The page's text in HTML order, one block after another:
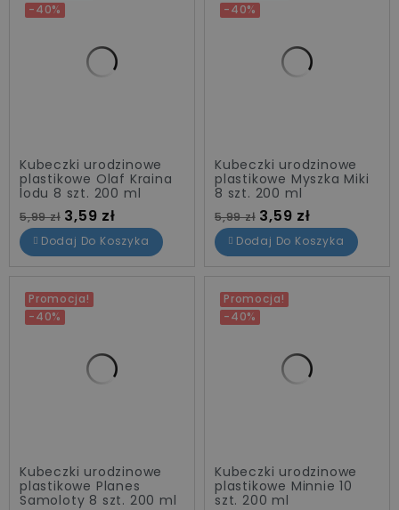
-40%
Kubeczki urodzinowe
plastikowe Olaf Kraina
lodu 8 szt. 200 ml
Cena standardowa
5,99 zł Cena
3,59 zł
Dodaj Do Koszyka
-40%
Kubeczki urodzinowe
plastikowe Myszka Miki
8 szt. 200 ml
Cena standardowa
5,99 zł Cena
3,59 zł
Dodaj Do Koszyka
Promocja!
-40%
Kubeczki urodzinowe
plastikowe Planes
Samoloty 8 szt. 200 ml
Promocja!
-40%
Kubeczki urodzinowe
plastikowe Minnie 10
szt. 200 ml